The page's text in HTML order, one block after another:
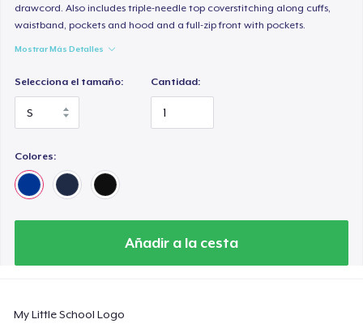
drawcord. Also includes triple-needle top coverstitching along cuffs,
waistband, pockets and hood and a full-zip front with pockets.
Mostrar Más Detalles
Selecciona el tamaño: Cantidad:
Colores:
Añadir a la cesta
My Little School Logo
Next Level 3600 | Premium Ring-Spun Cotton T-Shirt
29,00 US$